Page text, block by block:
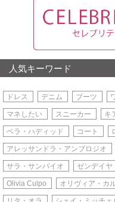
人気キーワード
ドレス デニム ブーツ
マネしたい スニーカー キ
ベラ・ハディッド コート
アレッサンドラ・アンブロジオ
サラ・サンパイオ ゼンデイヤ
Olivia Culpo オリヴィア・カ